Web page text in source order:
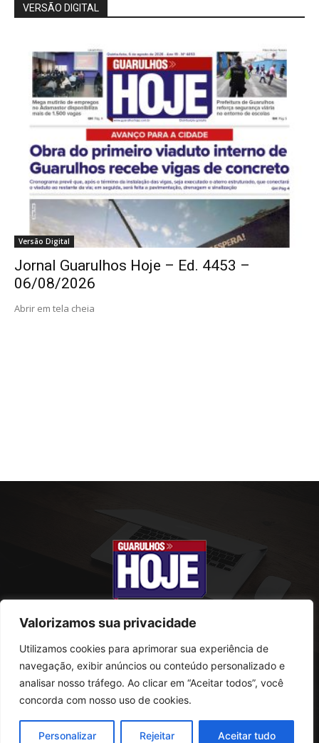
Valorizamos sua privacidade
Utilizamos cookies para aprimorar sua experiência de
navegação, exibir anúncios ou conteúdo personalizado e
analisar nosso tráfego. Ao clicar em “Aceitar todos”, você
concorda com nosso uso de cookies.
Personalizar Rejeitar Aceitar tudo
VERSÃO DIGITAL
Versão Digital
Jornal Guarulhos Hoje – Ed. 4453 –
06/08/2026
Abrir em tela cheia
SOBRE NÓS
Rua Conselheiro Antonio Prado, 121
CEP: 07095-180